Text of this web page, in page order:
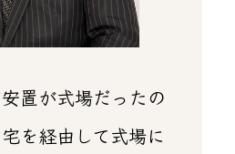
置が式場だったの
を経由して式場に